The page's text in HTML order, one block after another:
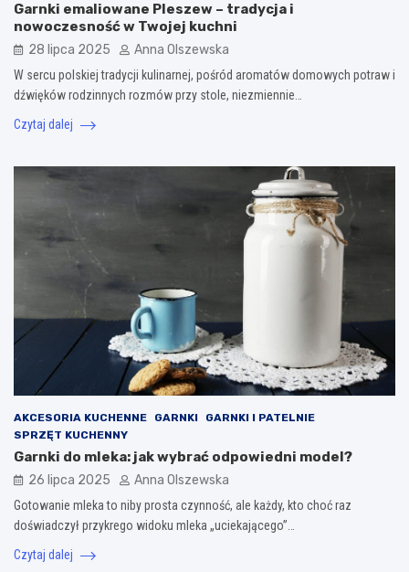
Garnki emaliowane Pleszew – tradycja i
nowoczesność w Twojej kuchni
28 lipca 2025 Anna Olszewska
W sercu polskiej tradycji kulinarnej, pośród aromatów domowych potraw i
dźwięków rodzinnych rozmów przy stole, niezmiennie…
Czytaj dalej
AKCESORIA KUCHENNE GARNKI
GARNKI I PATELNIE
SPRZĘT KUCHENNY
Garnki do mleka: jak wybrać odpowiedni model?
26 lipca 2025 Anna Olszewska
Gotowanie mleka to niby prosta czynność, ale każdy, kto choć raz
doświadczył przykrego widoku mleka „uciekającego”…
Czytaj dalej